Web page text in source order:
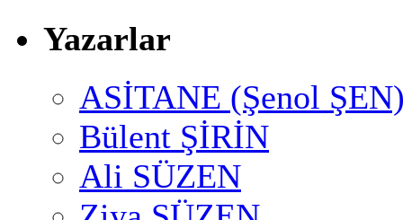
Yazarlar
ASİTANE (Şenol
Bülent ŞİRİN
Ali SÜZEN